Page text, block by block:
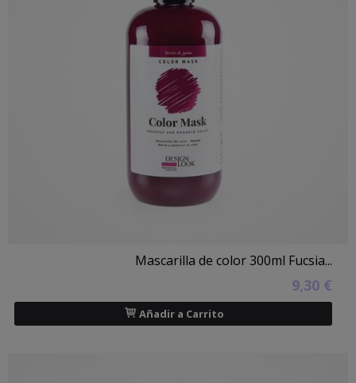
Mascarilla de color 300ml Fucsia...
9,30 €
Añadir a Carrito